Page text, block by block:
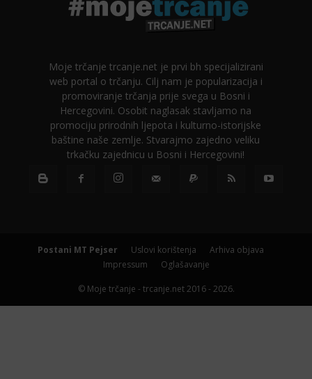
Moje trčanje trcanje.net je prvi bh specijalizirani
web portal o trčanju. Cilj nam je popularizacija i
promoviranje trčanja prije svega u Bosni i
Hercegovini. Osobit naglasak stavljamo na
promociju prirodnih ljepota i kulturno-istorijske
baštine naše zemlje. Stvarajmo zajedno veliku
trkačku zajednicu u Bosni i Hercegovini!
Postani MT Pejser Uslovi korištenja
Arhiva objava
Impressum
Oglašavanje
© Moje trčanje - trcanje.net 2016 - 2026.